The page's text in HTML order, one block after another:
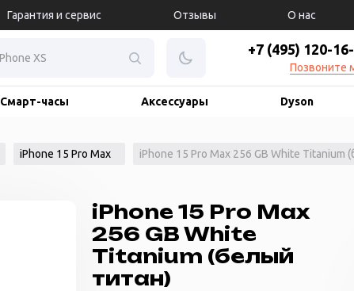
Гарантия и сервис Отзывы О нас
+7 (495) 120-
Позвоните
Смарт-часы Аксессуары Dyson
iPhone 15 Pro Max iPhone 15 Pro Max 256 GB White Titanium
iPhone 15 Pro Max
256 GB White
Titanium (белый
титан)